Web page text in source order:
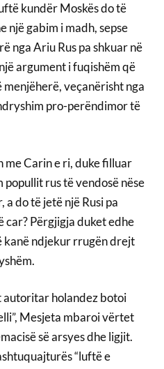
kundër Moskës do të
një gabim i madh, sepse
nga Ariu Rus pa shkuar në
argument i fuqishëm që
veçanërisht nga
pro-perëndimor të
me Carin e ri, duke filluar
rus të vendosë nëse
do të jetë një Rusi pa
car? Përgjigja duket edhe
kanë ndjekur rrugën drejt
autoritar holandez botoi
Mesjeta mbaroi vërtet
së arsyes dhe ligjit.
“luftë e